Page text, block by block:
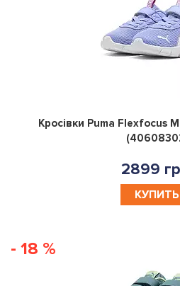
Кросівки Puma Flexfocus
2899
КУПИТЬ
- 18 %